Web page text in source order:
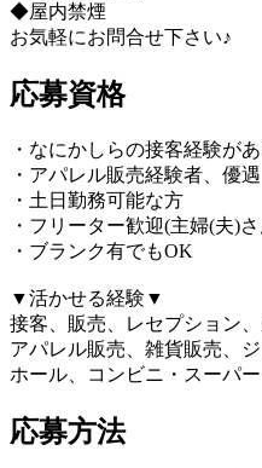
◆屋内禁煙
お気軽にお問合せ下さい♪
応募資格
・なにかしらの接客経験が
・アパレル販売経験者、優遇
・土日勤務可能な方
・フリーター歓迎(主婦(夫)
・ブランク有でもOK
▼活かせる経験▼
接客、販売、レセプション、
アパレル販売、雑貨販売、ジ
ホール、コンビニ・スーパ
応募方法